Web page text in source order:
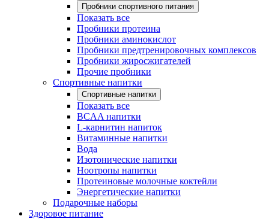
Пробники спортивного питания
Показать все
Пробники протеина
Пробники аминокислот
Пробники предтренировочных комплексов
Пробники жиросжигателей
Прочие пробники
Спортивные напитки
Спортивные напитки
Показать все
BCAA напитки
L-карнитин напиток
Витаминные напитки
Вода
Изотонические напитки
Ноотропы напитки
Протеиновые молочные коктейли
Энергетические напитки
Подарочные наборы
Здоровое питание